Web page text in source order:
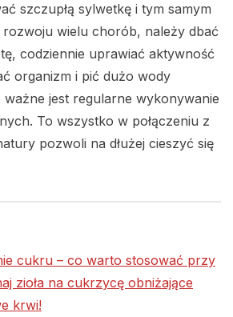
szczupłą sylwetkę i tym samym
wielu chorób, należy dbać
codziennie uprawiać aktywność
organizm i pić dużo wody
ważne jest regularne wykonywanie
To wszystko w połączeniu z
pozwoli na dłużej cieszyć się
cukru – co warto stosować przy
zioła na cukrzycę obniżające
krwi!